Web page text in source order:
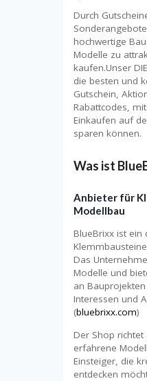
Durch
hochwertige
Modelle zu
kaufen.Unser
die besten und
Gutschein,
Rabattcodes,
Einkaufen auf
sparen können.
Was ist
Anbieter für
Modellbau
BlueBrixx ist ein
Das
Modelle und
an
Interessen und
(bluebrixx.com)
Der Shop
erfahrene
Einsteiger, die
entdecken